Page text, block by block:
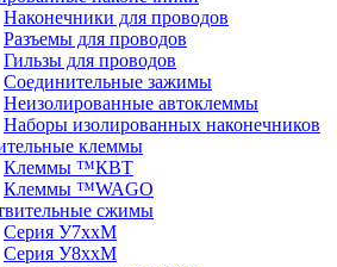
Наконечники для проводов
Разъемы для проводов
Гильзы для проводов
Соединительные зажимы
Неизолированные автоклеммы
Наборы изолированных наконечников
клеммы
Клеммы ™КВТ
Клеммы ™WAGO
сжимы
Серия У7ххМ
Серия У8ххМ